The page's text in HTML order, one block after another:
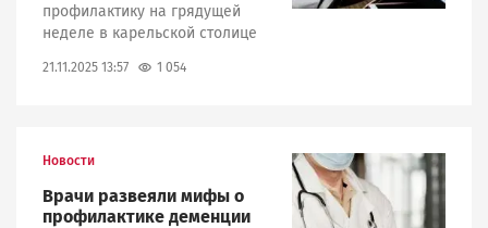
профилактику на грядущей
неделе в карельской столице
21.11.2025 13:57 1 054
Новости
Врачи развеяли мифы о
профилактике деменции
Image